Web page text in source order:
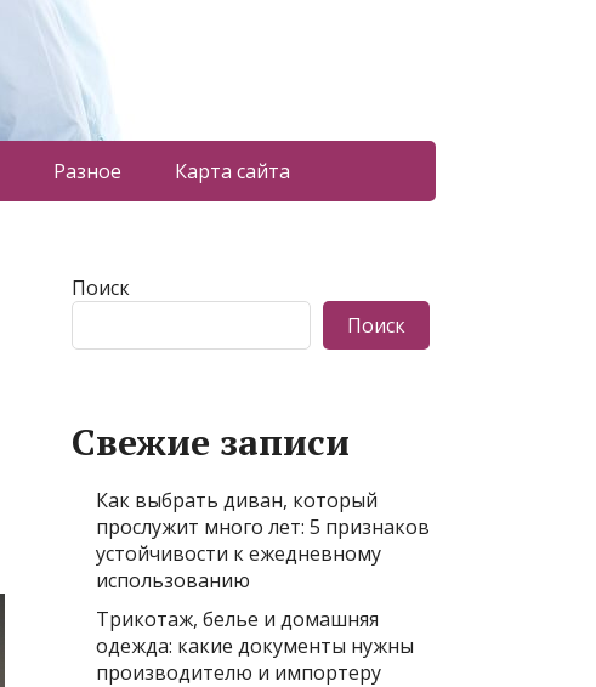
Разное Карта сайта
Поиск
Поиск
Свежие записи
Как выбрать диван, который
прослужит много лет: 5 признаков
устойчивости к ежедневному
использованию
Трикотаж, белье и домашняя
одежда: какие документы нужны
производителю и импортеру